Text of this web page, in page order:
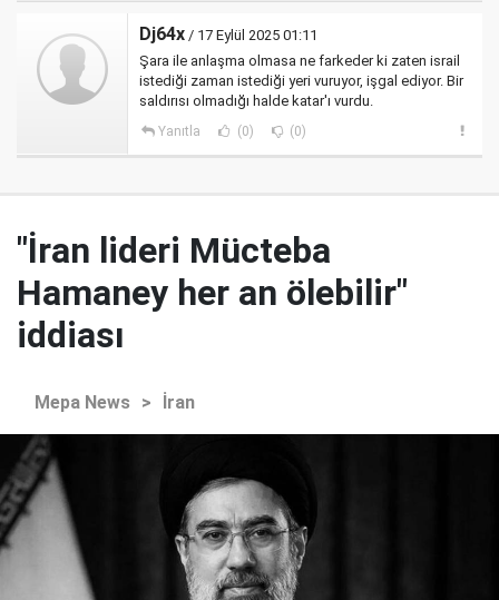
Dj64x / 17 Eylül 2025 01:11
Şara ile anlaşma olmasa ne farkeder ki zaten israil
istediği zaman istediği yeri vuruyor, işgal ediyor. Bir
saldırısı olmadığı halde katar'ı vurdu.
Yanıtla (0) (0)
"İran lideri Mücteba
Hamaney her an ölebilir"
iddiası
Mepa News > İran